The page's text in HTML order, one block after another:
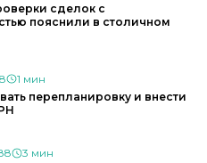
сделок с
пояснили в столичном
1 мин
перепланировку и внести
3 мин